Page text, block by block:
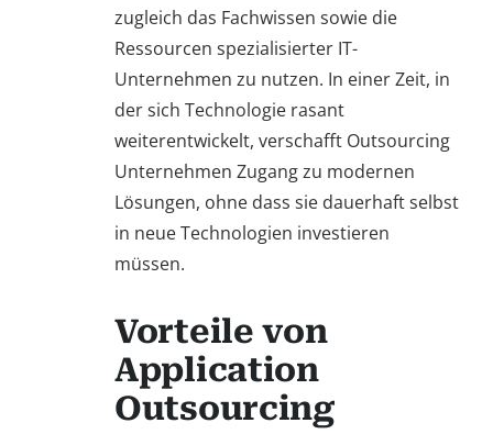
zugleich das Fachwissen sowie die
Ressourcen spezialisierter IT-
Unternehmen zu nutzen. In einer Zeit, in
der sich Technologie rasant
weiterentwickelt, verschafft Outsourcing
Unternehmen Zugang zu modernen
Lösungen, ohne dass sie dauerhaft selbst
in neue Technologien investieren
müssen.
Vorteile von
Application
Outsourcing